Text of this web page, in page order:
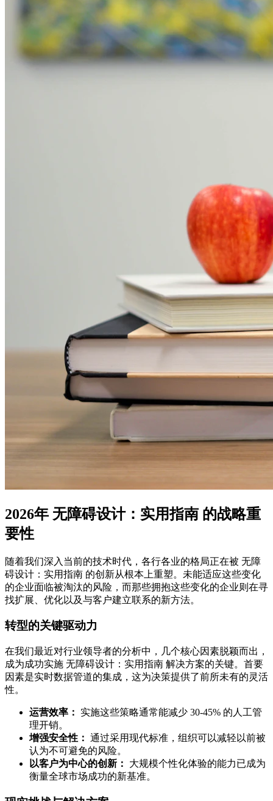
2026年 无障碍设计：实用指南 的战略重
要性
随着我们深入当前的技术时代，各行各业的格局正在被 无障
碍设计：实用指南 的创新从根本上重塑。未能适应这些变化
的企业面临被淘汰的风险，而那些拥抱这些变化的企业则在寻
找扩展、优化以及与客户建立联系的新方法。
转型的关键驱动力
在我们最近对行业领导者的分析中，几个核心因素脱颖而出，
成为成功实施 无障碍设计：实用指南 解决方案的关键。首要
因素是实时数据管道的集成，这为决策提供了前所未有的灵活
性。
运营效率：
实施这些策略通常能减少 30-45% 的人工管
理开销。
增强安全性： 通过采用现代标准，组织可以减轻以前被
认为不可避免的风险。
以客户为中心的创新：
大规模个性化体验的能力已成为
衡量全球市场成功的新基准。